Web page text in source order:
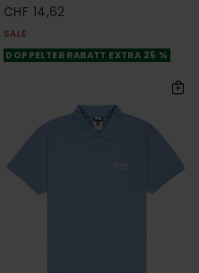
CHF 14,62
SALE
DOPPELTER RABATT EXTRA 25 %